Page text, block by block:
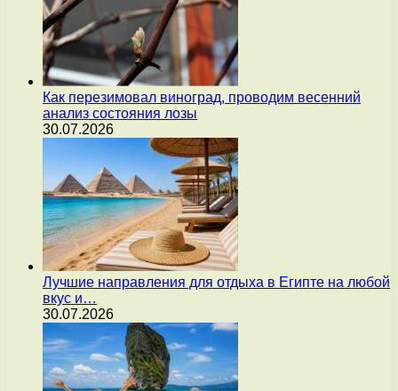
Как перезимовал виноград, проводим весенний
анализ состояния лозы
30.07.2026
Лучшие направления для отдыха в Египте на любой
вкус и…
30.07.2026